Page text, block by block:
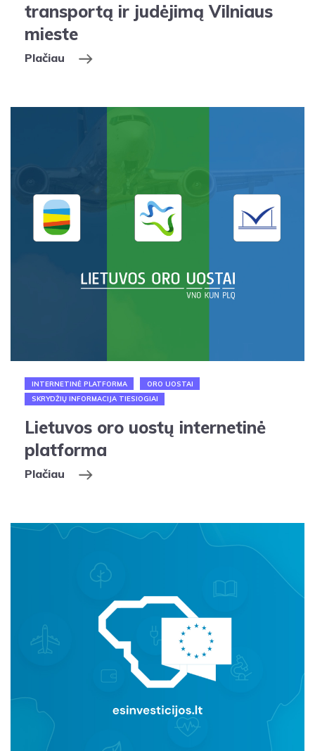
transportą ir judėjimą Vilniaus
mieste
Plačiau
INTERNETINĖ PLATFORMA
ORO UOSTAI
SKRYDŽIŲ INFORMACIJA TIESIOGIAI
Lietuvos oro uostų internetinė
platforma
Plačiau